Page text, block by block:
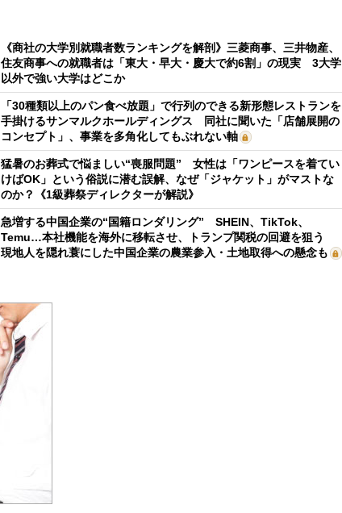
《商社の大学別就職者数ランキングを解剖》三菱商事、三井物産、
住友商事への就職者は「東大・早大・慶大で約6割」の現実 3大学
以外で強い大学はどこか
「30種類以上のパン食べ放題」で行列のできる新形態レストランを
手掛けるサンマルクホールディングス 同社に聞いた「店舗展開の
コンセプト」、事業を多角化してもぶれない軸
猛暑のお葬式で悩ましい“喪服問題” 女性は「ワンピースを着てい
けばOK」という俗説に潜む誤解、なぜ「ジャケット」がマストな
のか？《1級葬祭ディレクターが解説》
急増する中国企業の“国籍ロンダリング” SHEIN、TikTok、
Temu…本社機能を海外に移転させ、トランプ関税の回避を狙う
現地人を隠れ蓑にした中国企業の農業参入・土地取得への懸念も